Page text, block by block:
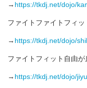
→ https://tkdj.net/dojo/
ファイトファイトフィ
→ https://tkdj.net/dojo/
ファイトフィット自由が
→ https://tkdj.net/dojo/